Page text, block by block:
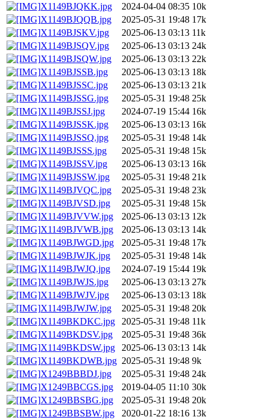
X1149BJQKK.jpg
2024-04-04 08:35 10k
X1149BJQQB.jpg
2025-05-31 19:48 17k
X1149BJSKV.jpg
2025-06-13 03:13 11k
X1149BJSQV.jpg
2025-06-13 03:13 24k
X1149BJSQW.jpg
2025-06-13 03:13 22k
X1149BJSSB.jpg
2025-06-13 03:13 18k
X1149BJSSC.jpg
2025-06-13 03:13 21k
X1149BJSSG.jpg
2025-05-31 19:48 25k
X1149BJSSJ.jpg
2024-07-19 15:44 16k
X1149BJSSK.jpg
2025-06-13 03:13 16k
X1149BJSSQ.jpg
2025-05-31 19:48 14k
X1149BJSSS.jpg
2025-05-31 19:48 15k
X1149BJSSV.jpg
2025-06-13 03:13 16k
X1149BJSSW.jpg
2025-05-31 19:48 21k
X1149BJVQC.jpg
2025-05-31 19:48 23k
X1149BJVSD.jpg
2025-05-31 19:48 15k
X1149BJVVW.jpg
2025-06-13 03:13 12k
X1149BJVWB.jpg
2025-06-13 03:13 14k
X1149BJWGD.jpg
2025-05-31 19:48 17k
X1149BJWJK.jpg
2025-05-31 19:48 14k
X1149BJWJQ.jpg
2024-07-19 15:44 19k
X1149BJWJS.jpg
2025-06-13 03:13 27k
X1149BJWJV.jpg
2025-06-13 03:13 18k
X1149BJWJW.jpg
2025-05-31 19:48 20k
X1149BKDKC.jpg
2025-05-31 19:48 11k
X1149BKDSV.jpg
2025-05-31 19:48 36k
X1149BKDSW.jpg
2025-06-13 03:13 14k
X1149BKDWB.jpg 2025-05-31 19:48 9k
X1249BBBDJ.jpg
2025-05-31 19:48 24k
X1249BBCGS.jpg
2019-04-05 11:10 30k
X1249BBSBG.jpg
2025-05-31 19:48 20k
X1249BBSBW.jpg
2020-01-22 18:16 13k